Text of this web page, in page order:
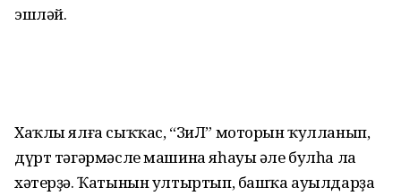
эшләй.
Хаҡлы ялға сыҡҡас, “ЗиЛ” моторын ҡулланып,
дүрт тәгәрмәсле машина яһауы әле булһа ла
хәтерҙә. Ҡатынын ултыртып, башҡа ауылдарҙа